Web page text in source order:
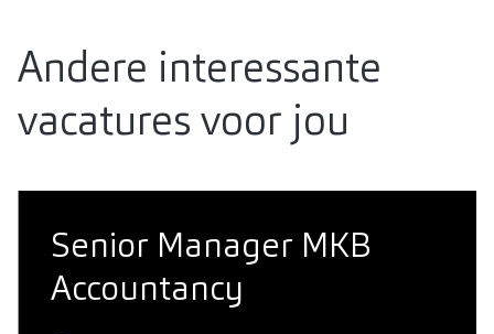
Andere interessante
vacatures voor jou
Senior Manager MKB
Accountancy